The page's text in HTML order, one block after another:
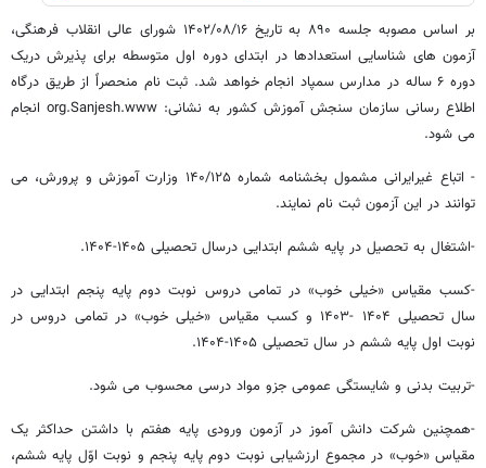
بر اساس مصوبه جلسه ۸۹۰ به تاریخ ۱۴۰۲/۰۸/۱۶ شورای عالی انقلاب فرهنگی،
آزمون های شناسایی استعدادها در ابتدای دوره اول متوسطه برای پذیرش دریک
دوره ۶ ساله در مدارس سمپاد انجام خواهد شد. ثبت نام منحصراً از طریق درگاه
اطلاع رسانی سازمان سنجش آموزش کشور به نشانی: org.Sanjesh.www انجام
می شود.
- اتباع غیرایرانی مشمول بخشنامه شماره ۱۴۰/۱۲۵ وزارت آموزش و پرورش، می
توانند در این آزمون ثبت نام نمایند.
-اشتغال به تحصیل در پایه ششم ابتدایی درسال تحصیلی ۱۴۰۵-۱۴۰۴.
-کسب مقیاس «خیلی خوب» در تمامی دروس نوبت دوم پایه پنجم ابتدایی در
سال تحصیلی ۱۴۰۴ -۱۴۰۳ و کسب مقیاس «خیلی خوب» در تمامی دروس در
نوبت اول پایه ششم در سال تحصیلی ۱۴۰۵-۱۴۰۴.
-تربیت بدنی و شایستگی عمومی جزو مواد درسی محسوب می شود.
-همچنین شرکت دانش آموز در آزمون ورودی پایه هفتم با داشتن حداکثر یک
مقیاس «خوب» در مجموع ارزشیابی نوبت دوم پایه پنجم و نوبت اوّل پایه ششم،